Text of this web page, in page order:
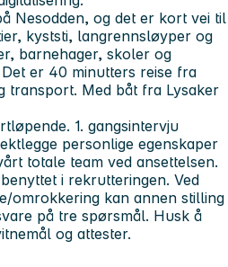
Nesodden, og det er kort vei til
kyststi, langrennsløyper og
barnehager, skoler og
er 40 minutters reise fra
transport. Med båt fra Lysaker
1. gangsintervju
personlige egenskaper
totale team ved ansettelsen.
i rekrutteringen. Ved
omrokkering kan annen stilling
på tre spørsmål. Husk å
og attester.